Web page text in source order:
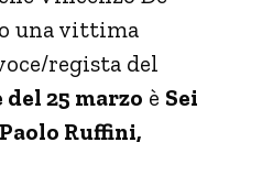
una vittima
regista del
25 marzo è Sei
Ruffini,